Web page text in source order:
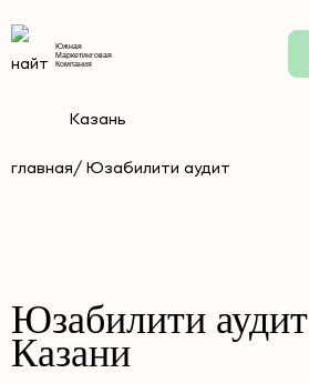
Южная
Маркетинговая
Компания
Казань
главная/ Юзабилити аудит
Юзабилити
Казани